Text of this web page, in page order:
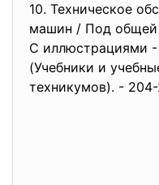
10. Техническое
машин / Под общей
С иллюстрациями -
(Учебники и
техникумов). - 204-